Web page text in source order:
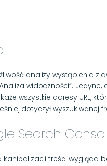
analizy wystąpienia
widoczności”. Jedyne,
wszystkie adresy URL,
dotyczył wyszukiwanej
Search
treści wygląda